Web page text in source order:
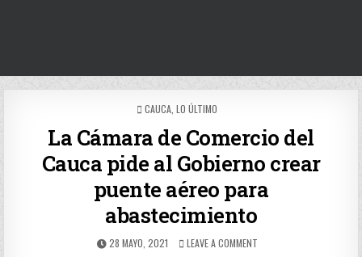
POSTED
CAUCA LO ÚLTIMO
La Cámara de Comercio del
Cauca pide al Gobierno crear
puente aéreo para
abastecimiento
PUBLISHED
28 MAYO, 2021 LEAVE A COMMENTON